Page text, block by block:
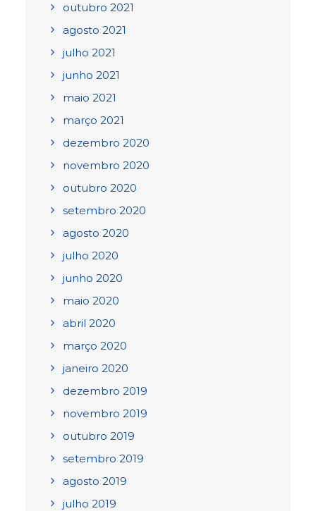
outubro 2021
agosto 2021
julho 2021
junho 2021
maio 2021
março 2021
dezembro 2020
novembro 2020
outubro 2020
setembro 2020
agosto 2020
julho 2020
junho 2020
maio 2020
abril 2020
março 2020
janeiro 2020
dezembro 2019
novembro 2019
outubro 2019
setembro 2019
agosto 2019
julho 2019